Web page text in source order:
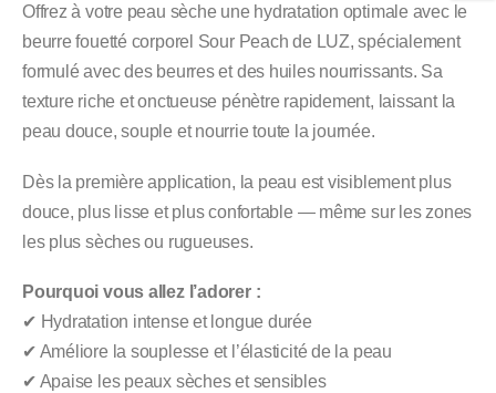
Offrez à votre peau sèche une hydratation optimale avec le
beurre fouetté corporel Sour Peach de LUZ, spécialement
formulé avec des beurres et des huiles nourrissants. Sa
texture riche et onctueuse pénètre rapidement, laissant la
peau douce, souple et nourrie toute la journée.
Dès la première application, la peau est visiblement plus
douce, plus lisse et plus confortable — même sur les zones
les plus sèches ou rugueuses.
Pourquoi vous allez l’adorer :
✔ Hydratation intense et longue durée
✔ Améliore la souplesse et l’élasticité de la peau
✔ Apaise les peaux sèches et sensibles